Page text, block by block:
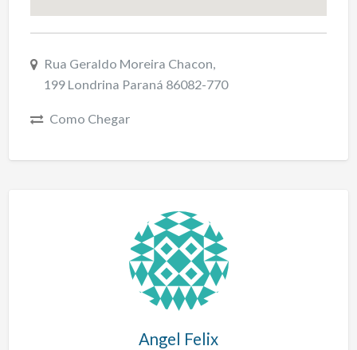
Rua Geraldo Moreira Chacon,
199 Londrina Paraná 86082-770
Como Chegar
Angel Felix